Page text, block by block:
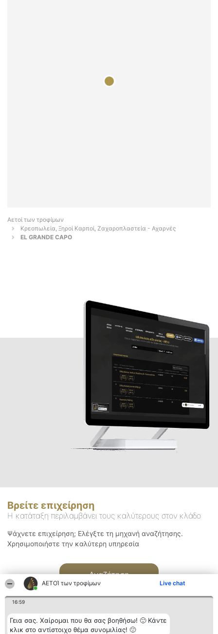
ΑΕΤΟΊ των τροφίμων Live chat
16:59
Γεια σας. Χαίρομαι που θα σας βοηθήσω! 🙂 Κάντε
κλικ στο αντίστοιχο θέμα συνομιλίας! 🙂
Αετοί των τροφίμων
Κρεοπωλεία, Ξηροί Καρποί, Ζαχαροπλαστεία - Αχαρνές
EL GRANDE CAPO
Βρείτε επιχείρηση
Η κατάταξη περιλαμβάνει τους καλύτερους στον κλάδο
Ψάχνετε επιχείρηση; Ελέγξτε τη μηχανή αναζήτησης.
Χρησιμοποιήστε την καλύτερη υπηρεσία
Αναζήτηση